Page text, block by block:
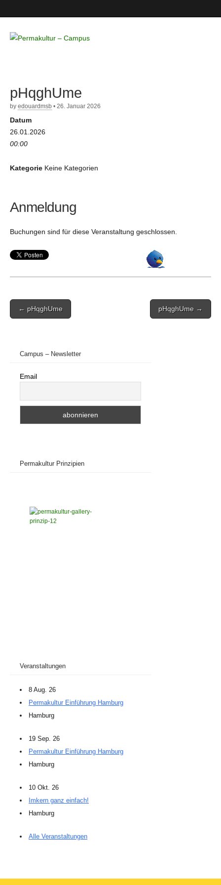
– Campus
pHqghUme
by edouardmsb • 26. Januar 2026
Datum
26.01.2026
00:00
Kategorie Keine Kategorien
Anmeldung
Buchungen sind für diese Veranstaltung geschlossen.
Post
navigation
← pHqghUme pHqghUme →
Campus – Newsletter
Email
Permakultur Prinzipien
Veranstaltungen
8 Aug. 26
Permakultur Einführung Hamburg
Hamburg
19 Sep. 26
Permakultur Einführung Hamburg
Hamburg
10 Okt. 26
Imkern ganz einfach!
Hamburg
Alle Veranstaltungen